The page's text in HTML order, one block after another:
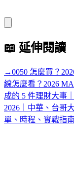
📖 延伸閱讀
→0050 怎麼買？
線怎麼看？2026
成的 5 件理財大事
2026｜中華、台哥
單、時程、實戰指南